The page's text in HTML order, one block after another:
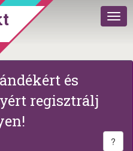
és
regisztrálj
?